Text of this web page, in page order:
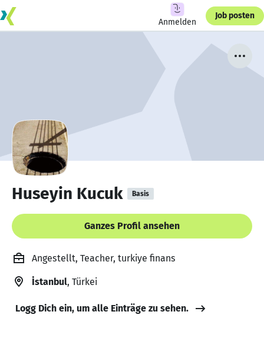
Anmelden
Job posten
Huseyin Kucuk Basis
Ganzes Profil ansehen
Angestellt, Teacher, turkiye finans
İstanbul, Türkei
Logg Dich ein, um alle Einträge zu sehen.